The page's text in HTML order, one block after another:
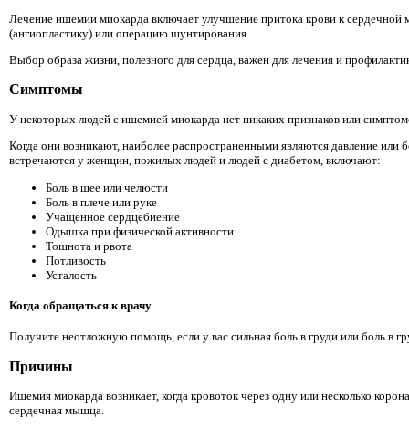
Лечение ишемии миокарда включает улучшение притока крови к
(ангиопластику) или операцию шунтирования.
Выбор образа жизни, полезного для сердца, важен для лечения и
Симптомы
У некоторых людей с ишемией миокарда нет никаких признаков или
Когда они возникают, наиболее распространенными являются давление
встречаются у женщин, пожилых людей и людей с диабетом, включают:
Боль в шее или челюсти
Боль в плече или руке
Учащенное сердцебиение
Одышка при физической активности
Тошнота и рвота
Потливость
Усталость
Когда обращаться к врачу
Получите неотложную помощь, если у вас сильная боль в груди или боль в
Причины
Ишемия миокарда возникает, когда кровоток через одну или несколько
сердечная мышца.